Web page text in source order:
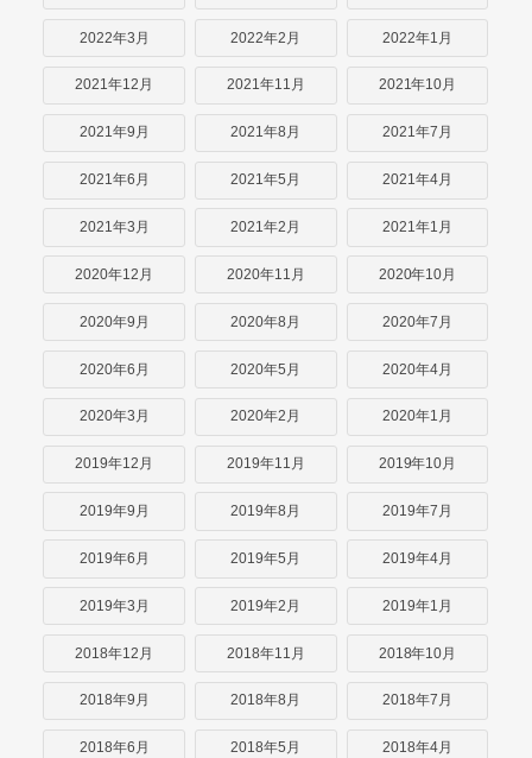
2022年3月 2022年2月 2022年1月
2021年12月 2021年11月 2021年10月
2021年9月 2021年8月 2021年7月
2021年6月 2021年5月 2021年4月
2021年3月 2021年2月 2021年1月
2020年12月 2020年11月 2020年10月
2020年9月 2020年8月 2020年7月
2020年6月 2020年5月 2020年4月
2020年3月 2020年2月 2020年1月
2019年12月 2019年11月 2019年10月
2019年9月 2019年8月 2019年7月
2019年6月 2019年5月 2019年4月
2019年3月 2019年2月 2019年1月
2018年12月 2018年11月 2018年10月
2018年9月 2018年8月 2018年7月
2018年6月 2018年5月 2018年4月